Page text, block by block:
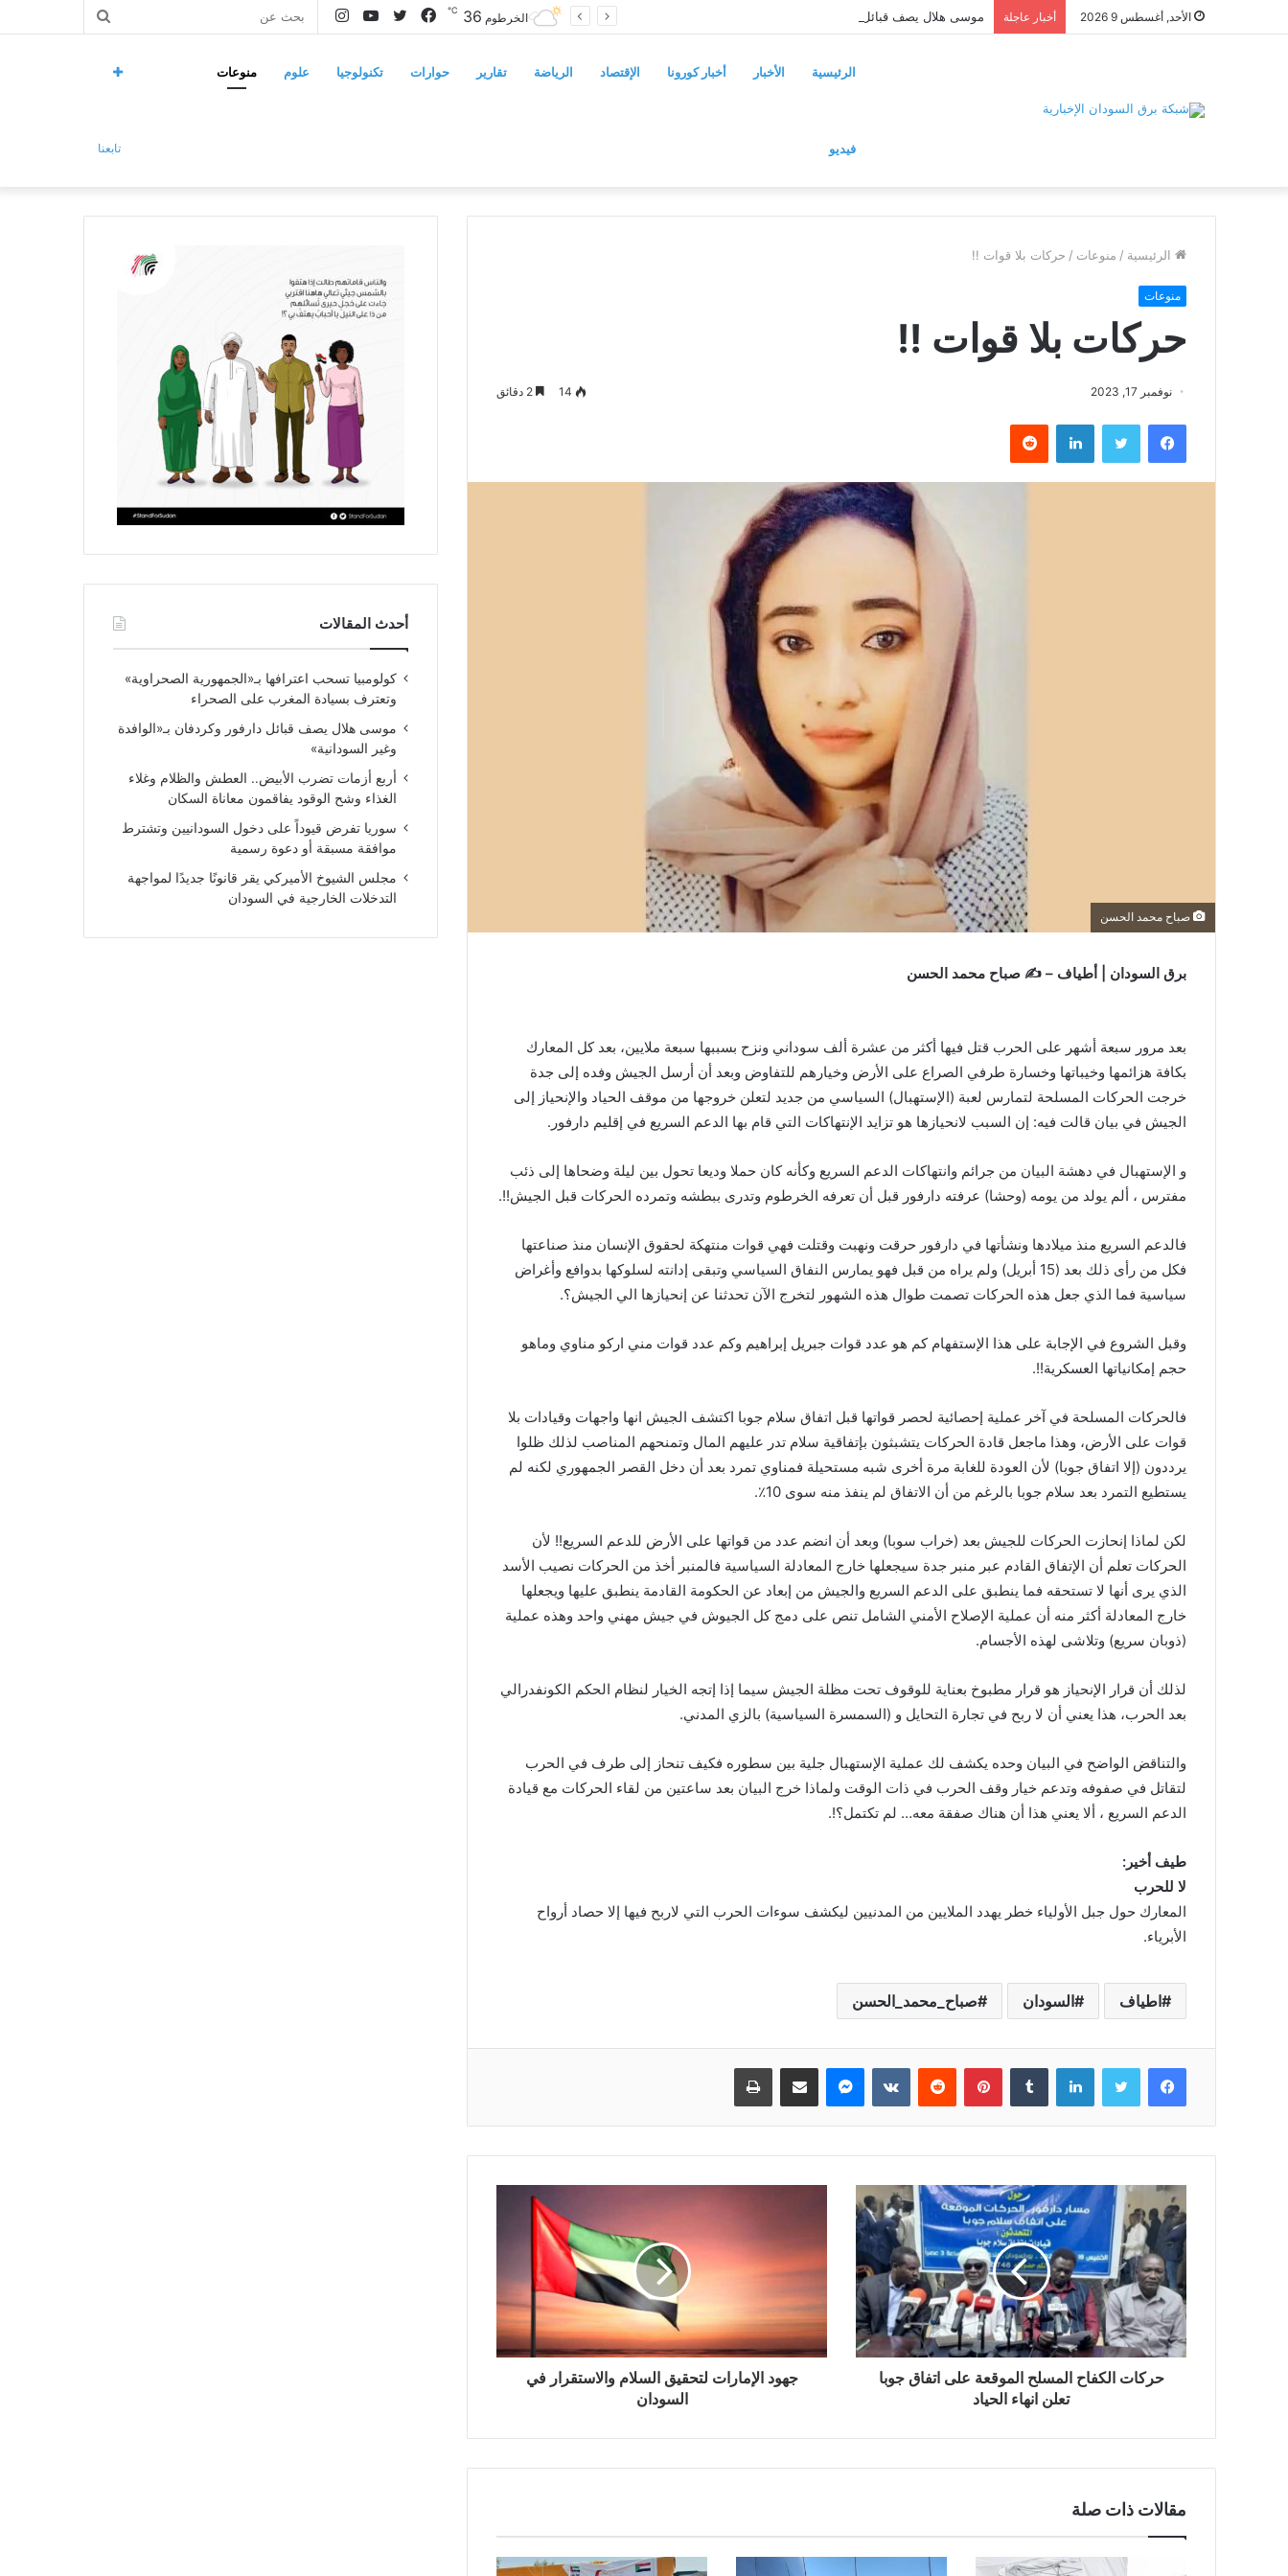
الأحد, أغسطس 9 2026 أخبار عاجلة موسى هلال يصف قبائل دارفور وكردفان بـ«الوافدة وغير السودانية»
بحث
انستقراميوتيوبتويتر
فيسبوك الخرطوم 36
℃
الرئيسية الأخبار أخبار كورونا الإقتصاد الرياضة تقارير حوارات تكنولوجيا علوم منوعات
فيديو تابعنا
الرئيسية / منوعات / حركات بلا قوات !!
منوعات
حركات بلا قوات !!
نوفمبر 17, 2023 14
فيسبوك تويتر لينكدإن
صباح محمد الحسن
برق السودان | ‏أطياف – ✍️ صباح محمد الحسن
‏بعد مرور سبعة أشهر على الحرب قتل فيها أكثر من عشرة ألف سوداني ونزح بسببها سبعة ملايين، بعد كل المعارك
بكافة هزائمها وخيباتها وخسارة طرفي الصراع على الأرض وخيارهم للتفاوض وبعد أن أرسل الجيش وفده إلى ⁧‫جدة‬⁩
خرجت الحركات المسلحة لتمارس لعبة (الإستهبال) السياسي من جديد لتعلن خروجها من موقف الحياد والإنحياز إلى
الجيش في بيان قالت فيه: إن السبب لانحيازها هو تزايد الإنتهاكات التي قام بها ⁧‫الدعم السريع‬⁩ في إقليم ⁧‫دارفور‬⁩.
‏و الإستهبال في دهشة البيان من جرائم وانتهاكات الدعم السريع وكأنه كان حملا وديعا تحول بين ليلة وضحاها إلى ذئب
مفترس ، ألم يولد من يومه (وحشا) عرفته دارفور قبل أن تعرفه ⁧‫الخرطوم‬⁩ وتدرى ببطشه وتمرده الحركات قبل الجيش!!.
‏فالدعم السريع منذ ميلادها ونشأتها في دارفور حرقت ونهبت وقتلت فهي قوات منتهكة لحقوق الإنسان منذ صناعتها
فكل من رأى ذلك بعد (15 أبريل) ولم يراه من قبل فهو يمارس النفاق السياسي وتبقى إدانته لسلوكها بدوافع وأغراض
سياسية فما الذي جعل هذه الحركات تصمت طوال هذه الشهور لتخرج الآن تحدثنا عن إنحيازها الي الجيش؟.
‏وقبل الشروع في الإجابة على هذا الإستفهام كم هو عدد قوات ⁧‫جبريل إبراهيم‬⁩‬⁩ وكم عدد قوات مني اركو ⁧‫مناوي‬⁩ وماهو
حجم إمكانياتها العسكرية!!.
‏فالحركات المسلحة في آخر عملية إحصائية لحصر قواتها قبل ⁧‫اتفاق سلام جوبا‬⁩ اكتشف الجيش انها واجهات وقيادات بلا
قوات على الأرض، وهذا ماجعل قادة الحركات يتشبثون بإتفاقية سلام تدر عليهم المال وتمنحهم المناصب لذلك ظلوا
يرددون (إلا اتفاق جوبا‬⁩) لأن العودة للغابة مرة أخرى شبه مستحيلة فمناوي تمرد بعد أن دخل ⁧‫القصر الجمهوري‬⁩ لكنه لم
يستطيع التمرد بعد سلام جوبا بالرغم من أن الاتفاق لم ينفذ منه سوى 10٪.
‏لكن لماذا إنحازت الحركات للجيش بعد (خراب سوبا) وبعد أن انضم عدد من قواتها على الأرض للدعم السريع!! لأن
الحركات تعلم أن الإتفاق القادم عبر ⁧‫منبر جدة‬⁩ سيجعلها خارج المعادلة السياسية فالمنبر أخذ من الحركات نصيب الأسد
الذي يرى أنها لا تستحقه فما ينطبق على الدعم السريع والجيش من إبعاد عن الحكومة القادمة ينطبق عليها ويجعلها
خارج المعادلة أكثر منه أن عملية الإصلاح الأمني الشامل تنص على دمج كل الجيوش في جيش مهني واحد وهذه عملية
(ذوبان سريع) وتلاشى لهذه الأجسام.
‏لذلك أن قرار الإنحياز هو قرار مطبوخ بعناية للوقوف تحت مظلة الجيش سيما إذا إتجه الخيار لنظام الحكم الكونفدرالي
بعد الحرب، هذا يعني أن لا ربح في تجارة التحايل و (السمسرة السياسية) بالزي المدني.
‏والتناقض الواضح في البيان وحده يكشف لك عملية الإستهبال جلية بين سطوره فكيف تنحاز إلى طرف في الحرب
لتقاتل في صفوفه وتدعم خيار وقف الحرب في ذات الوقت ولماذا خرج البيان بعد ساعتين من لقاء الحركات مع قيادة
الدعم السريع ، ألا يعني هذا أن هناك صفقة معه… لم تكتمل؟!.
طيف أخير:
‏⁧‫لا للحرب‬⁩
‏المعارك حول جبل الأولياء خطر يهدد الملايين من المدنيين ليكشف سوءات الحرب التي لاربح فيها إلا حصاد أرواح
الأبرياء.
اطياف السودان صباح_محمد_الحسن
فيسبوك تويتر لينكدإن بينتيريست ماسنجر مشاركة عبر البريد طباعة
حركات الكفاح المسلح الموقعة على اتفاق جوبا
تعلن انهاء الحياد
جهود الإمارات لتحقيق السلام والاستقرار في
السودان
مقالات ذات صلة
أحدث المقالات
كولومبيا تسحب اعترافها بـ«الجمهورية الصحراوية»
وتعترف بسيادة المغرب على الصحراء
موسى هلال يصف قبائل دارفور وكردفان بـ«الوافدة
وغير السودانية»
أربع أزمات تضرب الأبيض.. العطش والظلام وغلاء
الغذاء وشح الوقود يفاقمون معاناة السكان
سوريا تفرض قيوداً على دخول السودانيين وتشترط
موافقة مسبقة أو دعوة رسمية
مجلس الشيوخ الأميركي يقر قانونًا جديدًا لمواجهة
التدخلات الخارجية في السودان